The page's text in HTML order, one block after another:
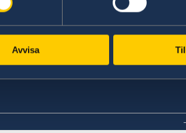
Avvisa